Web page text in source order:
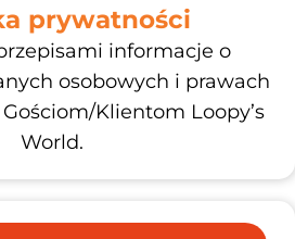
prywatności
informacje o
osobowych i prawach
Klientom Loopy’s
World.